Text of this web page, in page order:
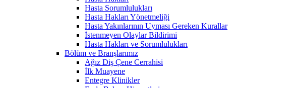
Hasta Sorumlulukları
Hasta Hakları Yönetmeliği
Hasta Yakınlarının Uyması Gereken Kurallar
İstenmeyen Olaylar Bildirimi
Hasta Hakları ve Sorumlulukları
Bölüm ve Branşlarımız
Ağız Diş Çene Cerrahisi
İlk Muayene
Entegre Klinikler